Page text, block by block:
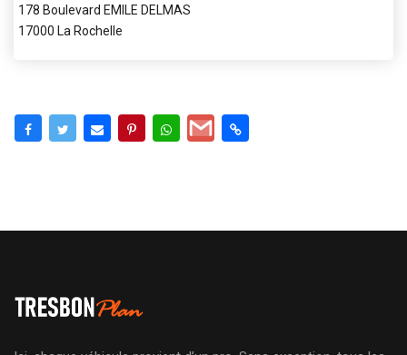
178 Boulevard EMILE DELMAS
17000 La Rochelle